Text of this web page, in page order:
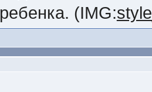
ребенка. (IMG: